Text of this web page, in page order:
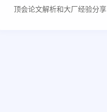
顶会论文解析和大厂经验分享